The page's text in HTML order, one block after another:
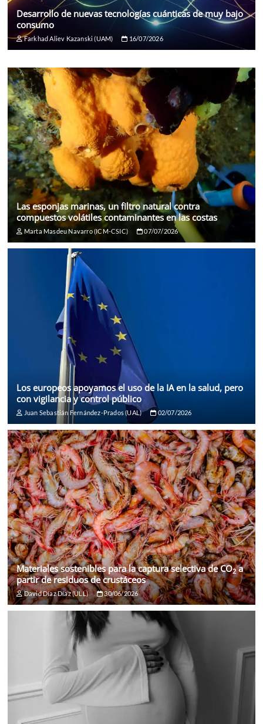
Desarrollo de nuevas tecnologías cuánticas de muy bajo
consumo
Farkhad Aliev Kazanski (UAM) 16/07/2026
Las esponjas marinas, un filtro natural contra
compuestos volátiles contaminantes en las costas
Marta Masdeu Navarro (ICM-CSIC) 07/07/2026
Los europeos apoyamos el uso de la IA en la salud, pero
con vigilancia y control público
Juan Sebastián Fernández-Prados (UAL) 02/07/2026
Materiales sostenibles para la captura selectiva de CO2a
partir de residuos de crustáceos
David Díaz Díaz (ULL) 30/06/2026